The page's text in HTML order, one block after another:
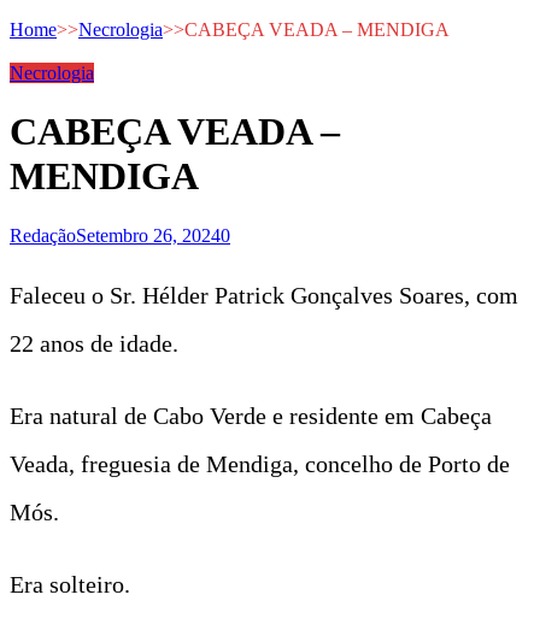
Home>>Necrologia>>CABEÇA VEADA – MENDIGA
Necrologia
CABEÇA VEADA –
MENDIGA
RedaçãoSetembro 26, 20240
Faleceu o Sr. Hélder Patrick Gonçalves Soares, com
22 anos de idade.
Era natural de Cabo Verde e residente em Cabeça
Veada, freguesia de Mendiga, concelho de Porto de
Mós.
Era solteiro.